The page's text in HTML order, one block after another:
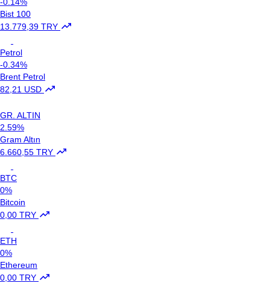
Bist 100
13.779,39 TRY
Petrol
-0.34%
Brent Petrol
82,21 USD
GR. ALTIN
2.59%
Gram Altın
6.660,55 TRY
BTC
0%
Bitcoin
0,00 TRY
ETH
0%
Ethereum
0,00 TRY